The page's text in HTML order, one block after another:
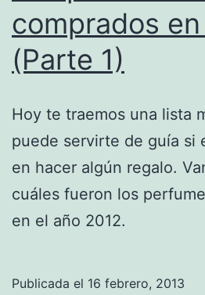
comprados
(Parte 1)
Hoy te traemos una lista
puede servirte de guía si
en hacer algún regalo.
cuáles fueron los
en el año 2012.
Publicada el 16 febrero, 2013